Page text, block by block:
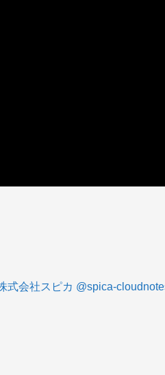
式会社スピカ @spica-